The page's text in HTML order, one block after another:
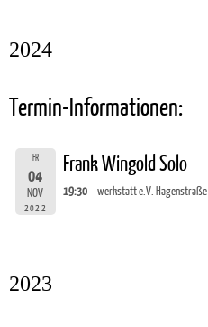
2024
Termin-Informationen:
FR
04
NOV
2022
Frank Wingold Solo
19:30 werkstatt e.V. Hagenstraße
2023